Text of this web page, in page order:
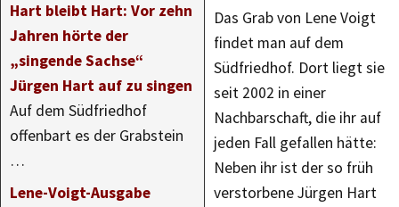
Hart bleibt Hart: Vor zehn
Jahren hörte der
„singende Sachse“
Jürgen Hart auf zu singen
Auf dem Südfriedhof
offenbart es der Grabstein
…
Lene-Voigt-Ausgabe
Das Grab von Lene Voigt
findet man auf dem
Südfriedhof. Dort liegt sie
seit 2002 in einer
Nachbarschaft, die ihr auf
jeden Fall gefallen hätte:
Neben ihr ist der so früh
verstorbene Jürgen Hart